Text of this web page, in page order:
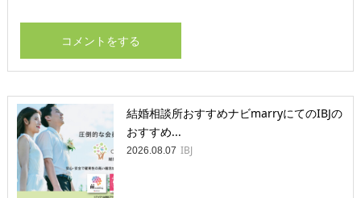
結婚相談所おすすめナビmarryにてのIBJの
おすすめ...
2026.08.07 IBJ